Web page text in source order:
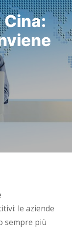
le aziende
sempre più